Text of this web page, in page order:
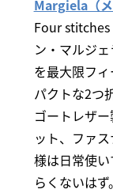
Margiela（メ
Four stitches
ン・マルジ
を最大限フ
パクトな2つ
ゴートレザ
ット、ファ
様は日常使
らくないは